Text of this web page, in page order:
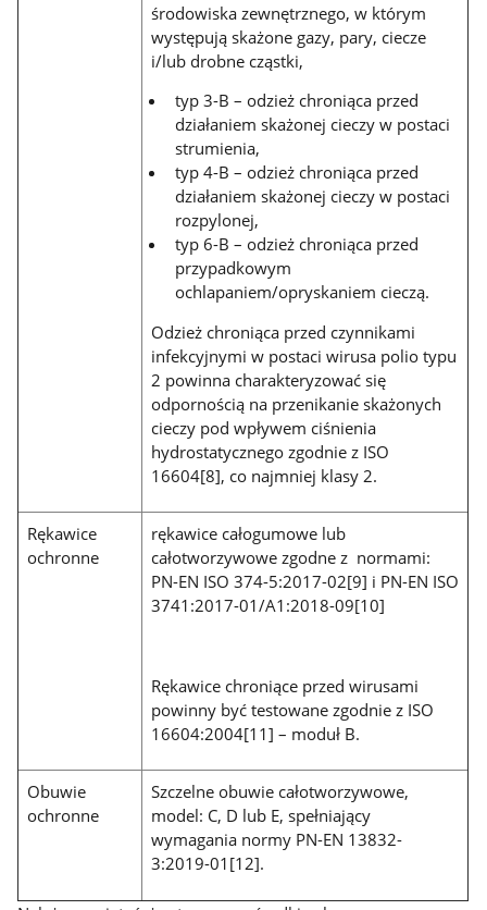
środowiska zewnętrznego, w którym
występują skażone gazy, pary, ciecze
i/lub drobne cząstki,
typ 3-B – odzież chroniąca przed
działaniem skażonej cieczy w postaci
strumienia,
typ 4-B – odzież chroniąca przed
działaniem skażonej cieczy w postaci
rozpylonej,
typ 6-B – odzież chroniąca przed
przypadkowym
ochlapaniem/opryskaniem cieczą.
Odzież chroniąca przed czynnikami
infekcyjnymi w postaci wirusa polio typu
2 powinna charakteryzować się
odpornością na przenikanie skażonych
cieczy pod wpływem ciśnienia
hydrostatycznego zgodnie z ISO
16604[8], co najmniej klasy 2.
Rękawice
ochronne
rękawice całogumowe lub
całotworzywowe zgodne z normami:
PN-EN ISO 374-5:2017-02[9] i PN-EN ISO
3741:2017-01/A1:2018-09[10]
Rękawice chroniące przed wirusami
powinny być testowane zgodnie z ISO
16604:2004[11] – moduł B.
Obuwie
ochronne
Szczelne obuwie całotworzywowe,
model: C, D lub E, spełniający
wymagania normy PN-EN 13832-
3:2019-01[12].